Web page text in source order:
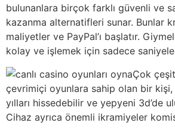
bulunanlara birçok farklı güvenli ve
kazanma alternatifleri sunar. Bunlar
maliyetler ve PayPal’ı başlatır.
kolay ve işlemek için sadece
Çok
çevrimiçi oyunlara sahip olan bir kişi,
yılları hissedebilir ve yepyeni 3d’de
Cihaz ayrıca önemli ikramiyeler